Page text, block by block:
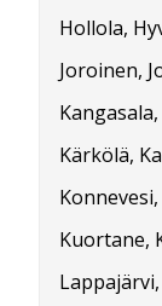
Hollola,
Joroinen,
Kärkölä,
Kuortane,